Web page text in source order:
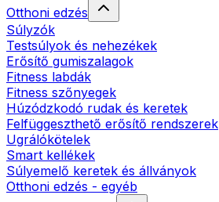
Otthoni edzés
Súlyzók
Testsúlyok és nehezékek
Erősítő gumiszalagok
Fitness labdák
Fitness szőnyegek
Húzódzkodó rudak és keretek
Felfüggeszthető erősítő rendszerek
Ugrálókötelek
Smart kellékek
Súlyemelő keretek és állványok
Otthoni edzés - egyéb